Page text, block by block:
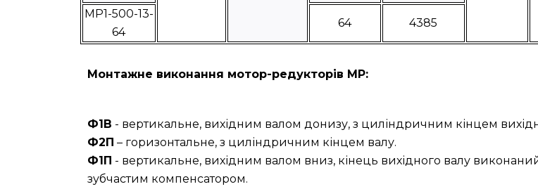
МР1-500-13-
64
64 4385
Монтажне виконання мотор-редукторів МР:
Ф1В - вертикальне, вихідним валом донизу, з циліндричним кінцем
Ф2П – горизонтальне, з циліндричним кінцем валу.
Ф1П - вертикальне, вихідним валом вниз, кінець вихідного валу
зубчастим компенсатором.